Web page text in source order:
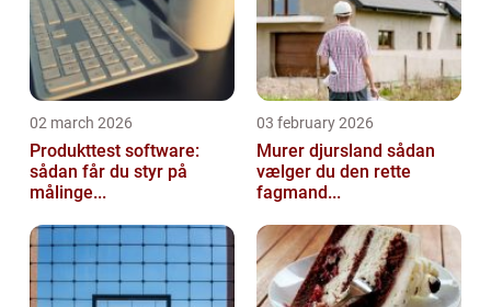
02 march 2026
Produkttest software:
sådan får du styr på
målinge...
03 february 2026
Murer djursland sådan
vælger du den rette
fagmand...